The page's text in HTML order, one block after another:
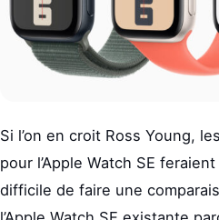
Si l’on en croit Ross Young,
pour l’Apple Watch SE
difficile de faire une